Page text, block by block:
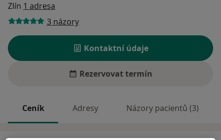
Zlín 1 adresa
3 názory
Kontaktní údaje
Rezervovat termín
Ceník Adresy Názory pacientů (3)